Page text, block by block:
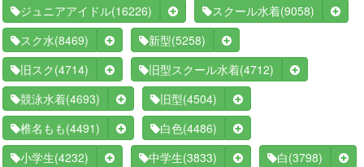
ジュニアアイドル(16226) スクール水着(9058)
スク水(8469) 新型(5258)
旧スク (4714) 旧型スクール水着(4712)
競泳水着(4693) 旧型(4504)
椎名もも (4491) 白色(4486)
小学生(4232) 中学生(3833) 白 (3798)